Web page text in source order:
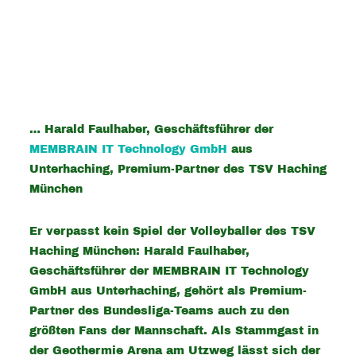
… Harald Faulhaber, Geschäftsführer der
MEMBRAIN IT Technology GmbH aus
Unterhaching, Premium-Partner des TSV Haching
München
Er verpasst kein Spiel der Volleyballer des TSV
Haching München: Harald Faulhaber,
Geschäftsführer der MEMBRAIN IT Technology
GmbH aus Unterhaching, gehört als Premium-
Partner des Bundesliga-Teams auch zu den
größten Fans der Mannschaft. Als Stammgast in
der Geothermie Arena am Utzweg lässt sich der